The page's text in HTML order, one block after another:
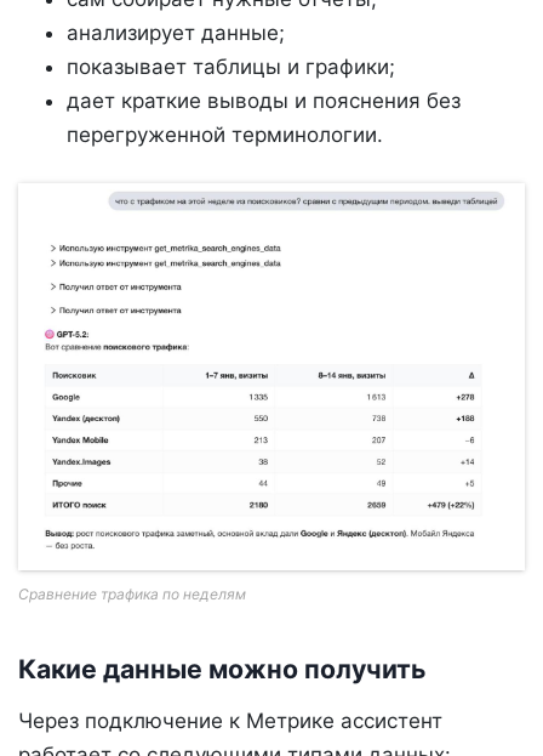
анализирует данные;
показывает таблицы и графики;
дает краткие выводы и пояснения без
перегруженной терминологии.
Сравнение трафика по неделям
Какие данные можно получить
Через подключение к Метрике ассистент